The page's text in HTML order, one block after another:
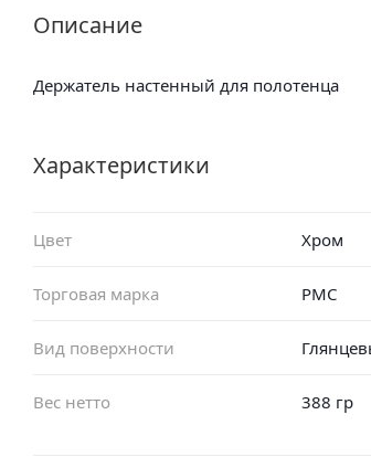
Описание
Держатель настенный для полотенца
Характеристики
Цвет Хром
Торговая марка РМС
Вид поверхности
Вес нетто 388 гр